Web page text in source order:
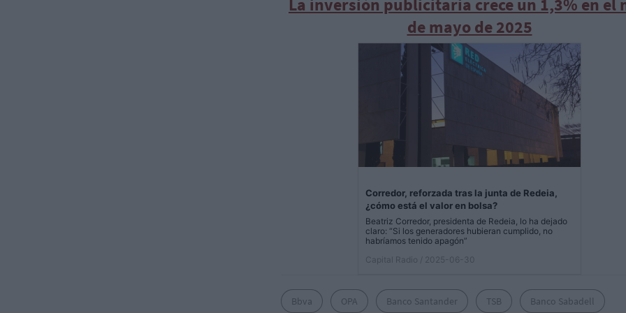
La inversión publicitaria crece un 1,3% en el
de mayo de 2025
Corredor, reforzada tras la junta de Redeia,
¿cómo está el valor en bolsa?
Beatriz Corredor, presidenta de Redeia, lo ha dejado
claro: “Si los generadores hubieran cumplido, no
habríamos tenido apagón”
Capital Radio
/ 2025-06-30
Bbva OPA Banco Santander TSB Banco Sabadell